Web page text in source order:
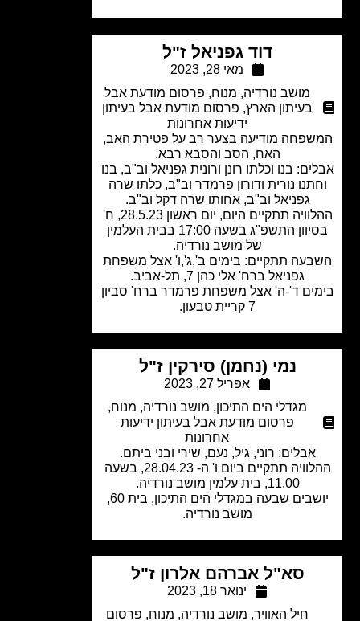
דוד גפניאל ז"ל
מאי 28, 2023
מושב נורדיה, מנוח,פרסום מודעת אבל
בעיתון הארץ,פרסום מודעת אבל בעיתון
ידיעות אחרונות
מודיעה בצער רב על פטירת האב,
האח, הסב והסבא רבא.
בנו וכלתו רונן ורונית גפניאל וב"ב, בנו
נורית ודורון פרמדר וב"ב, כלתו שרה
גפניאל וב"ב, אחותו שרה דקל וב"ב.
ההלוויה תתקיים היום, יום ראשון 28.5.23, ח'
בסיוון התשפ"ג בשעה 17:00 בבית העלמין
של מושב נורדיה.
תתקיים: בימים ב',ג',ו' אצל משפחת
גפניאל ברח' אלי כהן 7, תל-אביב.
ד'-ה' אצל משפחת פרמדר ברח' סביון
נמי (נחמן) סירקין ז"ל
אפריל 27, 2023
מגדלי הים התיכון, מושב נורדיה, מנוח,
פרסום מודעת אבל בעיתון ידיעות
אחרונות
אבלים: רוני, גיל, נעם, שירי ובני ביתם.
ההלוויה תתקיים ביום ו' ה- 28.04.23, בשעה
מושב נורדיה.
סא"ל אברהם אלרון ז"ל
ינואר 18, 2023
חיל האוויר, מושב נורדיה, מנוח,פרסום